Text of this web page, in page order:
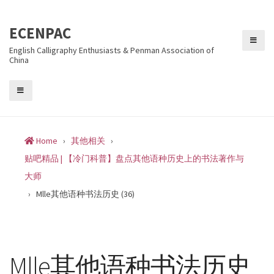
ECENPAC
English Calligraphy Enthusiasts & Penman Association of
China
Home › 其他相关 ›
贴吧精品 | 【冷门科普】盘点其他语种历史上的书法著作与
大师
› Mlle其他语种书法历史 (36)
Mlle其他语种书法历史